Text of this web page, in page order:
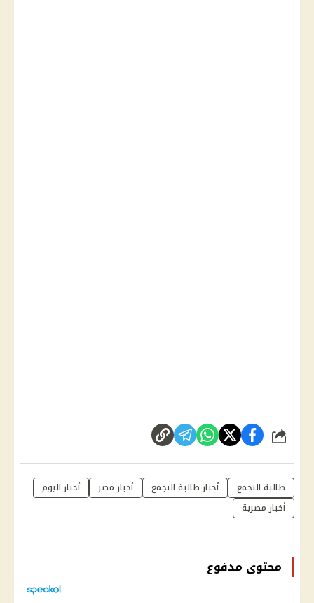
شارك
طالبة التجمع أخبار طالبة التجمع أخبار مصر
أخبار اليوم
أخبار مصرية
محتوى مدفوع